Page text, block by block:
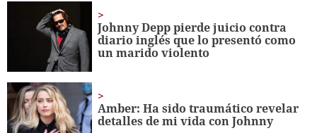
seconds
Johnny Depp pierde juicio contra
diario inglés que lo presentó como
un marido violento
Amber: Ha sido traumático revelar
detalles de mi vida con Johnny